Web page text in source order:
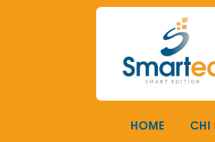
Vai
navigazione
Vai
HOME CHI